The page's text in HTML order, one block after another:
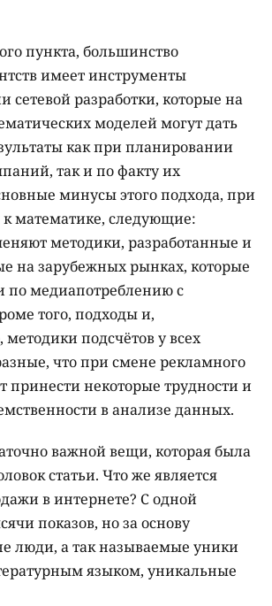
пункта, большинство
имеет инструменты
сетевой разработки, которые на
моделей могут дать
как при планировании
так и по факту их
минусы этого подхода, при
математике, следующие:
методики, разработанные и
на зарубежных рынках, которые
по медиапотреблению с
того, подходы и,
методики подсчётов у всех
что при смене рекламного
принести некоторые трудности и
в анализе данных.
важной вещи, которая была
статьи. Что же является
в интернете? С одной
показов, но за основу
люди, а так называемые уники
языком, уникальные